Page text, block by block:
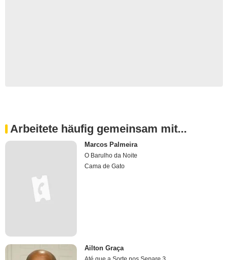
Arbeitete häufig gemeinsam mit...
Marcos Palmeira
O Barulho da Noite
Cama de Gato
Ailton Graça